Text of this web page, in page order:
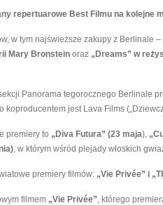
repertuarowe Best Filmu na kolejne
w tym najświeższe zakupy z Berlinale
Mary Bronstein oraz „Dreams” w
Panorama tegorocznego Berlinale
jest Lava Films
premiery to „Diva Futura” (23 maja),
, w którym wśród plejady włoskich
premiery filmów: „Vie Privée” i
filmem „Vie Privée”, którego